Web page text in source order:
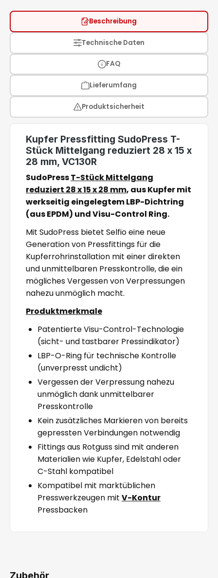
Beschreibung
Technische Daten
FAQ
Lieferumfang
Produktsicherheit
Kupfer Pressfitting SudoPress T-
Stück Mittelgang reduziert 28 x 15 x
28 mm, VC130R
SudoPressT-Stück Mittelgang
reduziert 28 x 15 x 28 mm, aus Kupfer mit
werkseitig eingelegtem LBP-Dichtring
(aus EPDM) und Visu-Control Ring.
Mit SudoPress bietet Selfio eine neue
Generation von Pressfittings für die
Kupferrohrinstallation mit einer direkten
und unmittelbaren Presskontrolle, die ein
mögliches Vergessen von Verpressungen
nahezu unmöglich macht.
Produktmerkmale
Patentierte Visu-Control-Technologie
(sicht- und tastbarer Pressindikator)
LBP-O-Ring für technische Kontrolle
(unverpresst undicht)
Vergessen der Verpressung nahezu
unmöglich dank unmittelbarer
Presskontrolle
Kein zusätzliches Markieren von bereits
gepressten Verbindungen notwendig
Fittings aus Rotguss sind mit anderen
Materialien wie Kupfer, Edelstahl oder
C-Stahl kompatibel
Kompatibel mit marktüblichen
Presswerkzeugen mit V-Kontur
Pressbacken
Zubehör